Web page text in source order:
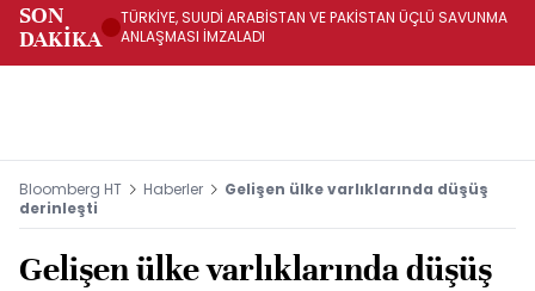
SON
DAKİKA
TÜRKİYE, SUUDİ ARABİSTAN VE PAKİSTAN ÜÇLÜ SAVUNMA
ANLAŞMASI İMZALADI
Bloomberg HT Haberler
Gelişen ülke varlıklarında düşüş
derinleşti
Gelişen ülke varlıklarında düşüş